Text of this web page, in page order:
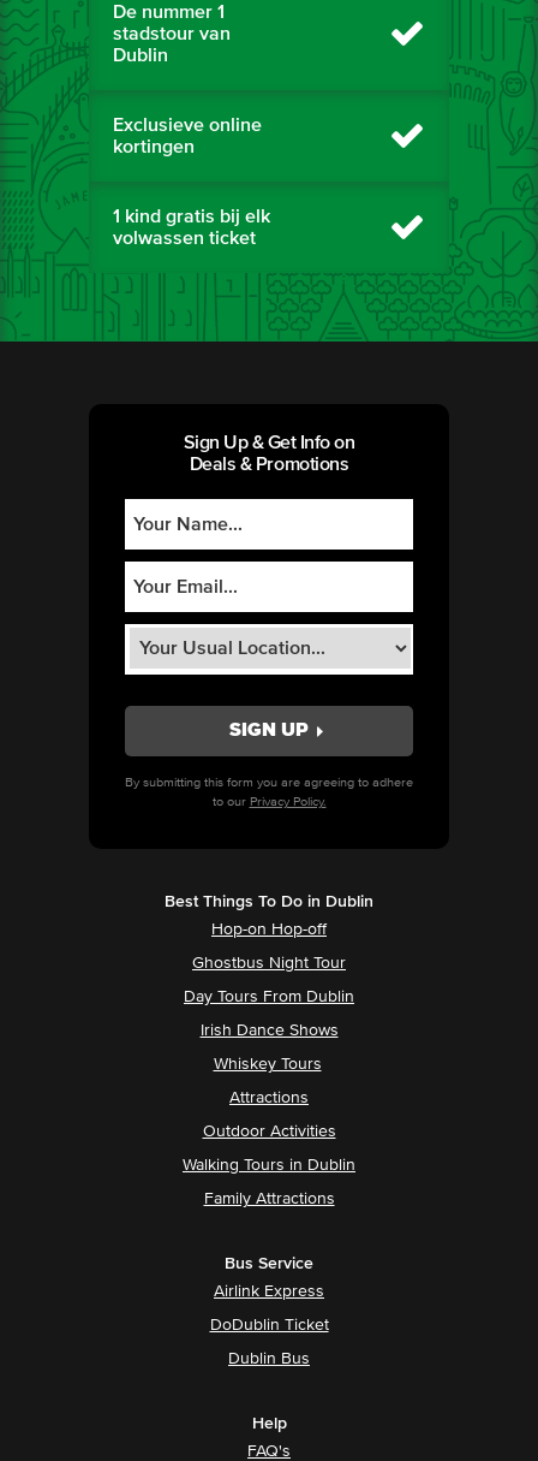
De nummer 1
stadstour van
Dublin
Exclusieve online
kortingen
1 kind gratis bij elk
volwassen ticket
Sign Up & Get Info on
Deals & Promotions
By submitting this form you are agreeing to adhere
to our Privacy Policy.
Best Things To Do in Dublin
Hop-on Hop-off
Ghostbus Night Tour
Day Tours From Dublin
Irish Dance Shows
Whiskey Tours
Attractions
Outdoor Activities
Walking Tours in Dublin
Family Attractions
Bus Service
Airlink Express
DoDublin Ticket
Dublin Bus
Help
FAQ's